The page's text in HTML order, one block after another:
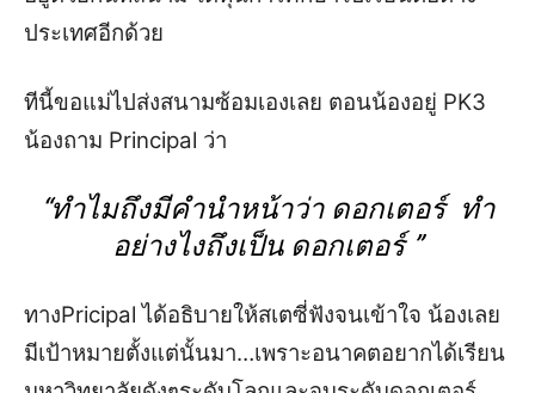
ประเทศอีกด้วย
ทีนี้ขอแม่ไปส่งสนามซ้อมเองเลย ตอนน้องอยู่ PK3
น้องถาม Principal ว่า
“ทำไมถึงมีคำนำหน้าว่า ดอกเตอร์ ทำ
อย่างไงถึงเป็น ดอกเตอร์”
ทางPricipal ได้อธิบายให้สเตซี่ฟังจนเข้าใจ น้องเลย
มีเป้าหมายตั้งแต่นั้นมา…เพราะอนาคตอยากได้เรียน